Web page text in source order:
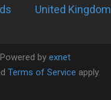
United Kingdom
Powered by exnet
Terms of Service apply.